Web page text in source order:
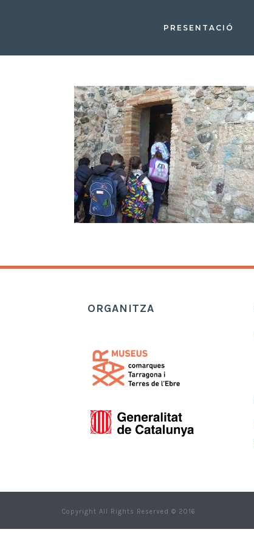
PRESENTACIÓ
ORGANITZA
Copyright All Rights Reserved © 2016